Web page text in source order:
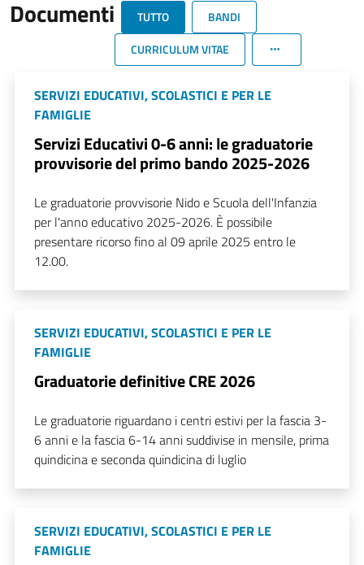
Documenti TUTTO
BANDI
CURRICULUM VITAE
SERVIZI EDUCATIVI, SCOLASTICI E PER LE
FAMIGLIE
Servizi Educativi 0-6 anni: le graduatorie
provvisorie del primo bando 2025-2026
Le graduatorie provvisorie Nido e Scuola dell'Infanzia
per l'anno educativo 2025-2026. È possibile
presentare ricorso fino al 09 aprile 2025 entro le
12.00.
SERVIZI EDUCATIVI, SCOLASTICI E PER LE
FAMIGLIE
Graduatorie definitive CRE 2026
Le graduatorie riguardano i centri estivi per la fascia 3-
6 anni e la fascia 6-14 anni suddivise in mensile, prima
quindicina e seconda quindicina di luglio
SERVIZI EDUCATIVI, SCOLASTICI E PER LE
FAMIGLIE